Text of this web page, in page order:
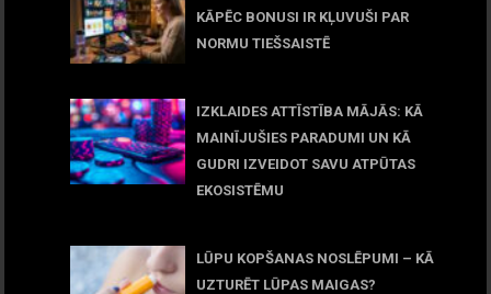
KĀPĒC BONUSI IR KĻUVUŠI PAR
NORMU TIEŠSAISTĒ
IZKLAIDES ATTĪSTĪBA MĀJĀS: KĀ
MAINĪJUŠIES PARADUMI UN KĀ
GUDRI IZVEIDOT SAVU ATPŪTAS
EKOSISTĒMU
LŪPU KOPŠANAS NOSLĒPUMI – KĀ
UZTURĒT LŪPAS MAIGAS?